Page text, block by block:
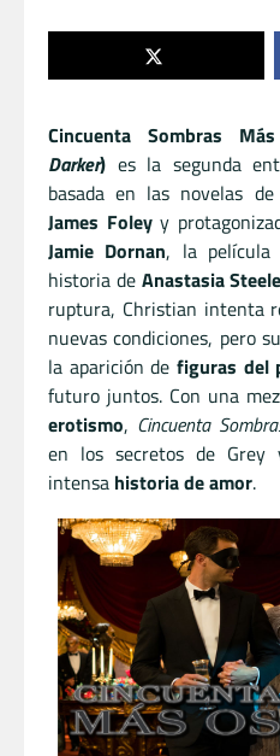
Cincuenta Sombras
Darker) es la segunda
basada en las novelas de
James Foleyy
Jamie Dornan, la película
historia de Anastasia Steele
ruptura, Christian intenta
nuevas condiciones, pero
la aparición de figuras del
futuro juntos. Con una
erotismo, Cincuenta
en los secretos de
intensa historia de amor.